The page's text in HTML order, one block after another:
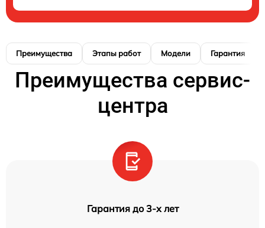
Преимущества Этапы работ Модели Гарантия
Преимущества сервис-
центра
Гарантия до 3-х лет